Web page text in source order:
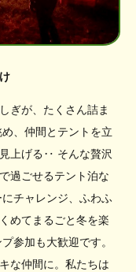
ぎが、たくさん詰ま
、仲間とテントを立
上げる‥ そんな贅沢
過ごせるテント泊な
チャレンジ、ふわふ
めてまるごと冬を楽
参加も大歓迎です。
な仲間に。私たちは